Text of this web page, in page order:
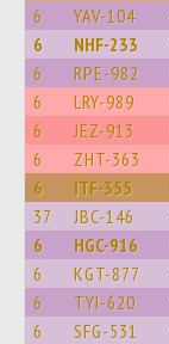
6 YAV-104
6 NHF-233
6 RPE-982
6 LRY-989
6 JEZ-913
6 ZHT-363
6 ITF-355
37 JBC-146
6 HGC-916
6 KGT-877
6 TYI-620
6 SFG-531